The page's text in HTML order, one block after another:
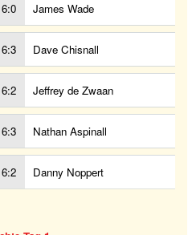
6:0 James Wade
6:3 Dave Chisnall
6:2 Jeffrey de Zwaan
6:3 Nathan Aspinall
6:2 Danny Noppert